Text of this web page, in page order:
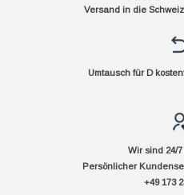
Versand in die
Umtausch für D
Wir sind 24/
Persönlicher
+49 173